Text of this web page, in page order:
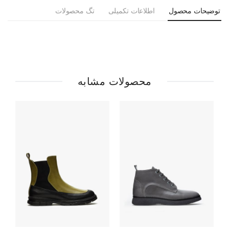
توضیحات محصول اطلاعات تکمیلی تگ محصولات
محصولات مشابه